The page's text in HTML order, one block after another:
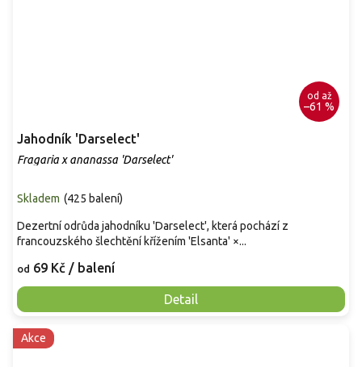
od až
–61 %
Jahodník 'Darselect'
Fragaria x ananassa 'Darselect'
Skladem (425 balení)
od 69 Kč / balení
Detail
Dezertní odrůda jahodníku 'Darselect', která pochází z
francouzského šlechtění křížením 'Elsanta' ×...
Akce